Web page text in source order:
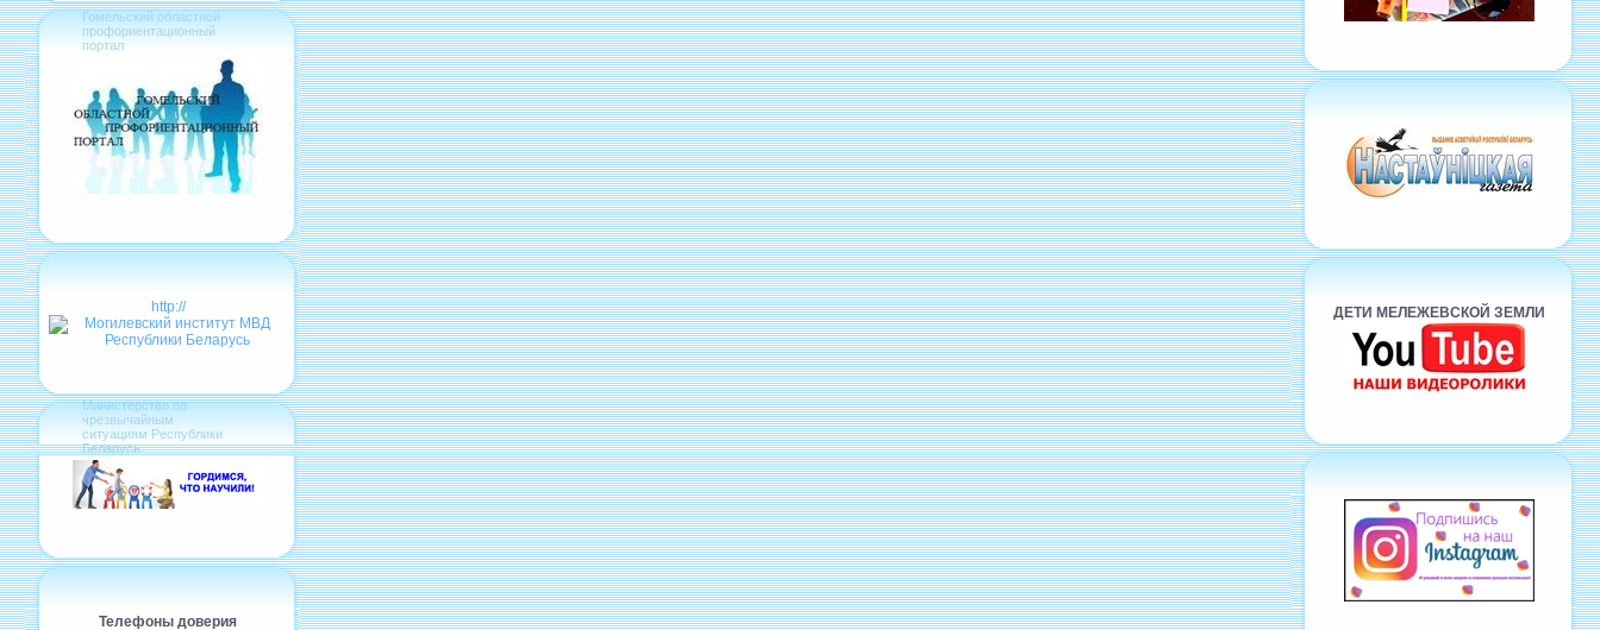
Гомельский областной
профориентационный
портал
http://
Министерство по
чрезвычайным
ситуациям Республики
Беларусь
Телефоны доверия
ДЕТИ МЕЛЕЖЕВСКОЙ ЗЕМЛИ